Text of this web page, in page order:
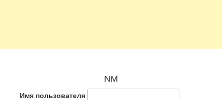
NM
Имя пользователя